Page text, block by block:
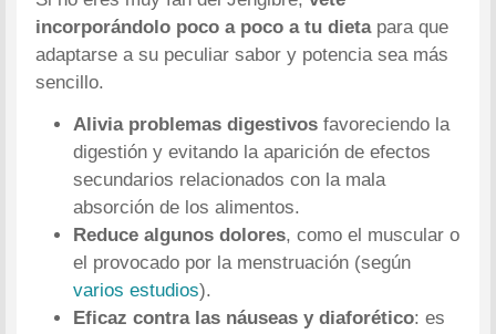
incorporándolo poco a poco a tu dietapara que
adaptarse a su peculiar sabor y potencia sea más
sencillo.
Alivia problemas digestivos favoreciendo la
digestión y evitando la aparición de efectos
secundarios relacionados con la mala
absorción de los alimentos.
Reduce algunos dolores, como el muscular o
el provocado por la menstruación (según
varios estudios).
Eficaz contra las náuseas y diaforético: es